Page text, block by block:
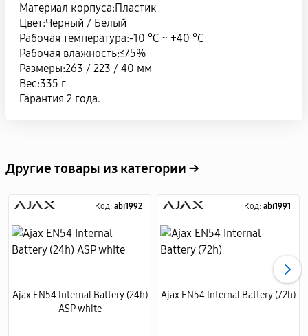
Материал корпуса:Пластик
Цвет:Черный / Белый
Рабочая температура:-10 °C ~ +40 °C
Рабочая влажность:≤75%
Размеры:263 / 223 / 40 мм
Вес:335 г
Гарантия 2 года.
Другие товары из категории →
Код: abi1992
Ajax EN54 Internal Battery (24h)
ASP white
Код: abi1991
Ajax EN54 Internal Battery (72h)